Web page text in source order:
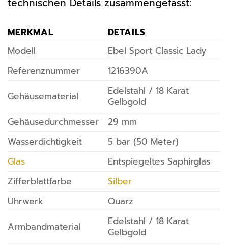
technischen Details zusammengefasst:
MERKMAL
DETAILS
Modell
Ebel Sport Classic Lady
Referenznummer
1216390A
Gehäusematerial
Edelstahl / 18 Karat
Gelbgold
Gehäusedurchmesser
29 mm
Wasserdichtigkeit
5 bar (50 Meter)
Glas
Entspiegeltes Saphirglas
Zifferblattfarbe
Silber
Uhrwerk
Quarz
Armbandmaterial
Edelstahl / 18 Karat
Gelbgold